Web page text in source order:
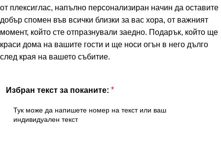
от плексиглас, напълно персонализиран начин да оставите
добър спомен във всички близки за вас хора, от важният
момент, който сте отпразнували заедно. Подарък, който ще
краси дома на вашите гости и ще носи огън в него дълго
след края на вашето събитие.
Избран текст за поканите: *